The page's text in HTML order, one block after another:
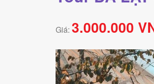
Giá: 3.000.000